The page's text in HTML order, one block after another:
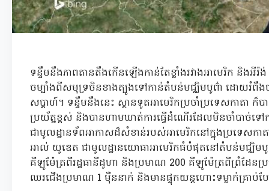
ទន្ទឹមនឹងភាពតានតឹងកើនឡើងកាន់តែខ្លាំងរវាងអាមេរិក និងអីរ៉
ចម្បាំងពីសមុទ្រចិនខាងត្បូងទៅកាន់តំបន់មជ្ឈិមបូព៌ា ដោយរំ
សប្តាហ៍។ ទន្ទឹមនឹងនេះ ស្ថានទូតអាមេរិកប្រចាំប្រទេសកាតា ក៏
ប្រយ័ត្នខ្ពស់ និងបានហាមឃាត់ការធ្វើដំណើរដែលមិនចាំបាច់
ជាមូលដ្ឋានទ័ពអាកាសដ៏សំខាន់របស់អាមេរិកនៅក្នុងប្រទេសកា
អាល់ យូឌេត ជាមូលដ្ឋានយោធាអាមេរិកធំបំផុតនៅតំបន់មជ្ឈិម
គីឡូម៉ែត្រពីរដ្ឋធានីដូហា និងប្រមាណ 200 គីឡូម៉ែត្រពីព្រំដែនប្
ឈរជើងប្រមាណ 1 ម៉ឺននាក់ និងមានផ្ទុកយន្តហោះទម្លាក់គ្រាប់